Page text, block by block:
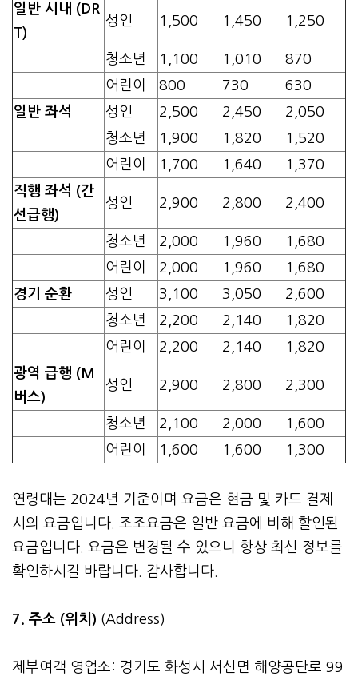
일반 시내 (DR
T)
성인 1,500 1,450 1,250
청소년 1,100 1,010
870
어린이
800 730
630
일반 좌석
성인 2,500 2,450
2,050
청소년
1,900 1,820
1,520
어린이
1,700 1,640
1,370
직행 좌석 (간
선급행)
성인 2,900 2,800 2,400
청소년 2,000 1,960
1,680
어린이
2,000 1,960
1,680
경기 순환
성인 3,100 3,050
2,600
청소년
2,200 2,140
1,820
어린이
2,200 2,140
1,820
광역 급행 (M
버스)
성인 2,900 2,800 2,300
청소년 2,100 2,000
1,600
어린이
1,600 1,600 1,300
연령대는 2024년 기준이며 요금은 현금 및 카드 결제
시의 요금입니다. 조조요금은 일반 요금에 비해 할인된
요금입니다. 요금은 변경될 수 있으니 항상 최신 정보를
확인하시길 바랍니다. 감사합니다.
7. 주소 (위치) (Address)
제부여객 영업소: 경기도 화성시 서신면 해양공단로 99